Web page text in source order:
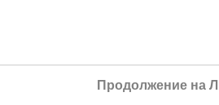
Продолжение на